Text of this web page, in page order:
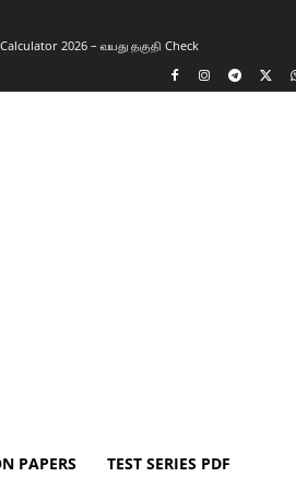
2026 – வயது தகுதி Check
PAPERS TEST SERIES PDF